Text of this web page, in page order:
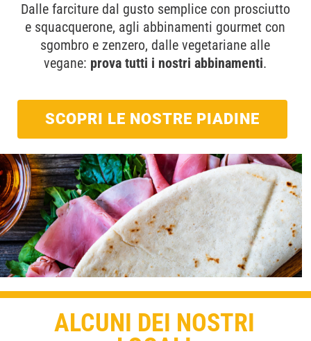
Dalle farciture dal gusto semplice con prosciutto
e squacquerone, agli abbinamenti gourmet con
sgombro e zenzero, dalle vegetariane alle
vegane: prova tutti i nostri abbinamenti.
SCOPRI LE NOSTRE PIADINE
ALCUNI DEI NOSTRI